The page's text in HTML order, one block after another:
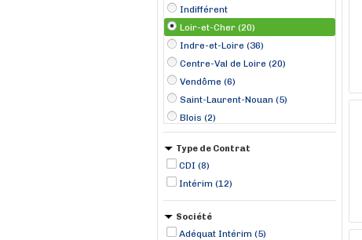
Indifférent
Loir-et-Cher (20)
Indre-et-Loire (36)
Centre-Val de Loire (20)
Vendôme (6)
Saint-Laurent-Nouan (5)
Blois (2)
Meusnes (2)
Marchenoir (1)
Montrichard (1)
Neung-sur-Beuvron (1)
Type de Contrat
CDI (8)
Intérim (12)
Société
Adéquat Intérim (5)